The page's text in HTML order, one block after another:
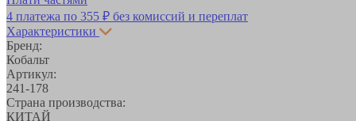
4 платежа по 355 ₽ без комиссий и переплат
Характеристики
Бренд:
Кобальт
Артикул:
241-178
Страна производства:
КИТАЙ